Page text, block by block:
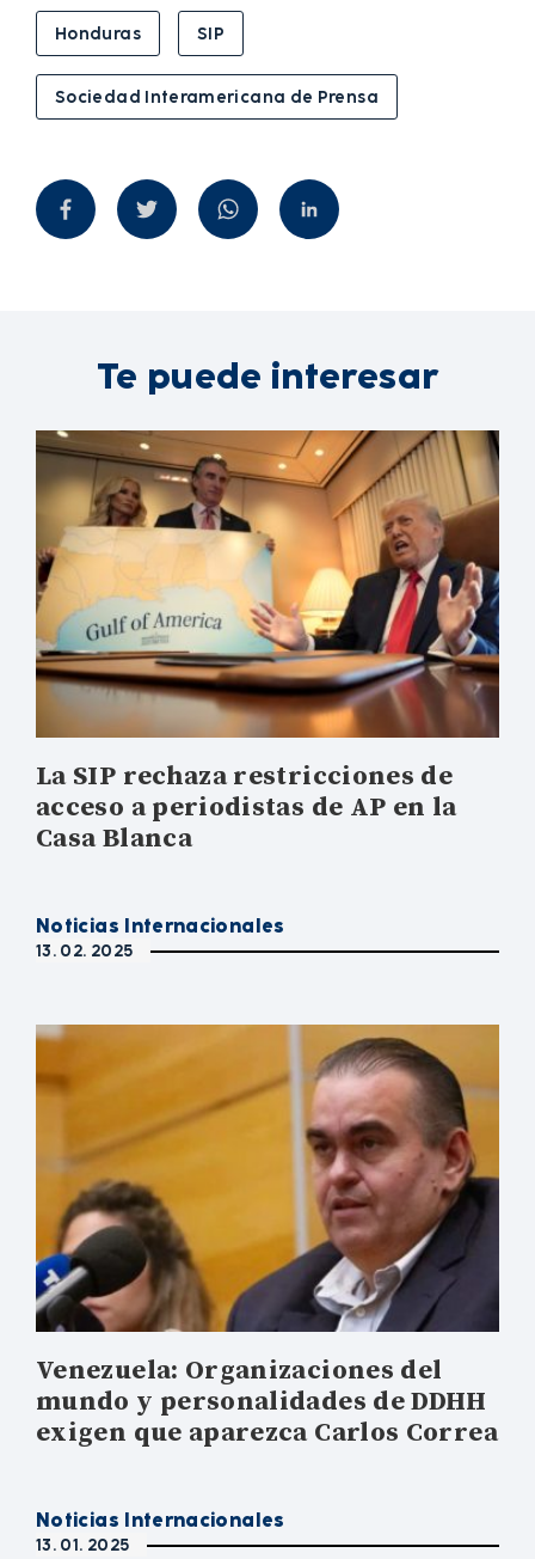
Honduras SIP
Sociedad Interamericana de Prensa
Te puede interesar
La SIP rechaza restricciones de
acceso a periodistas de AP en la
Casa Blanca
Noticias Internacionales
13. 02. 2025
Venezuela: Organizaciones del
mundo y personalidades de DDHH
exigen que aparezca Carlos Correa
Noticias Internacionales
13. 01. 2025